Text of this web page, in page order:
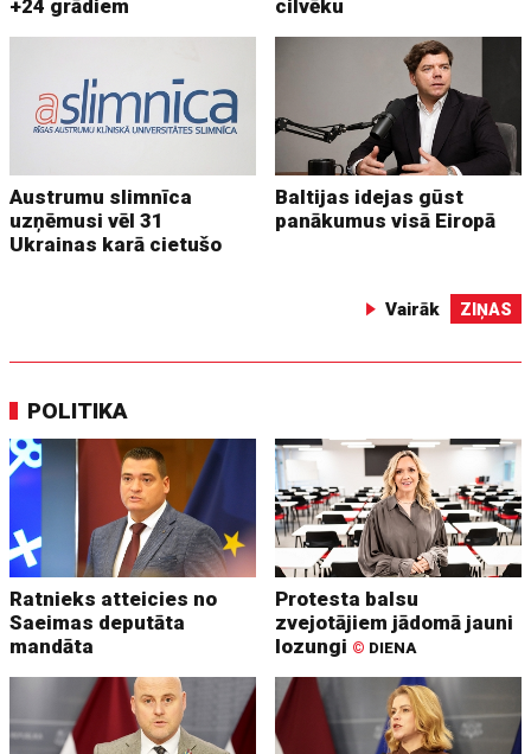
+24 grādiem cilvēku
Austrumu slimnīca
uzņēmusi vēl 31
Ukrainas karā cietušo
Baltijas idejas gūst
panākumus visā Eiropā
Vairāk ZIŅAS
POLITIKA
Ratnieks atteicies no
Saeimas deputāta
mandāta
Protesta balsu
zvejotājiem jādomā jauni
lozungi © DIENA